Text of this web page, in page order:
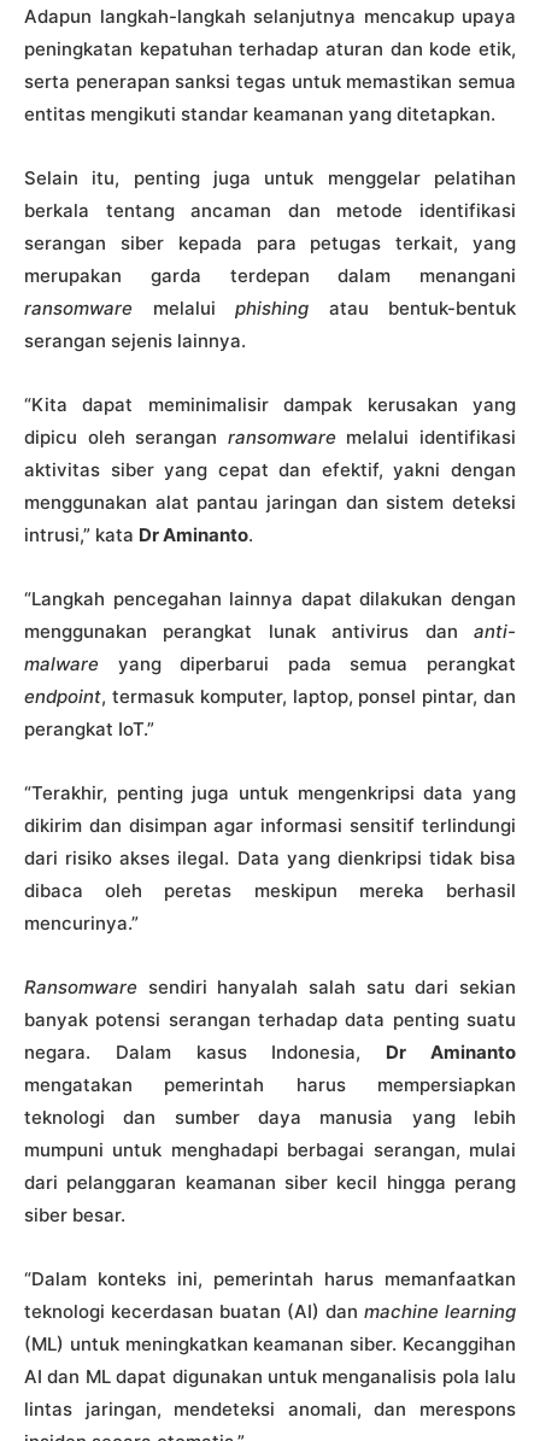
Adapun langkah-langkah selanjutnya mencakup upaya
peningkatan kepatuhan terhadap aturan dan kode etik,
serta penerapan sanksi tegas untuk memastikan semua
entitas mengikuti standar keamanan yang ditetapkan.
Selain itu, penting juga untuk menggelar pelatihan
berkala tentang ancaman dan metode identifikasi
serangan siber kepada para petugas terkait, yang
merupakan garda terdepan dalam menangani
ransomware melalui phishing atau bentuk-bentuk
serangan sejenis lainnya.
“Kita dapat meminimalisir dampak kerusakan yang
dipicu oleh serangan ransomwaremelalui identifikasi
aktivitas siber yang cepat dan efektif, yakni dengan
menggunakan alat pantau jaringan dan sistem deteksi
intrusi,” kata Dr Aminanto.
“Langkah pencegahan lainnya dapat dilakukan dengan
menggunakan perangkat lunak antivirus dan anti-
malware yang diperbarui pada semua perangkat
endpoint, termasuk komputer, laptop, ponsel pintar, dan
perangkat IoT.”
“Terakhir, penting juga untuk mengenkripsi data yang
dikirim dan disimpan agar informasi sensitif terlindungi
dari risiko akses ilegal. Data yang dienkripsi tidak bisa
dibaca oleh peretas meskipun mereka berhasil
mencurinya.”
Ransomware sendiri hanyalah salah satu dari sekian
banyak potensi serangan terhadap data penting suatu
negara. Dalam kasus Indonesia, Dr Aminanto
mengatakan pemerintah harus mempersiapkan
teknologi dan sumber daya manusia yang lebih
mumpuni untuk menghadapi berbagai serangan, mulai
dari pelanggaran keamanan siber kecil hingga perang
siber besar.
“Dalam konteks ini, pemerintah harus memanfaatkan
teknologi kecerdasan buatan (AI) dan machine learning
(ML) untuk meningkatkan keamanan siber. Kecanggihan
AI dan ML dapat digunakan untuk menganalisis pola lalu
lintas jaringan, mendeteksi anomali, dan merespons